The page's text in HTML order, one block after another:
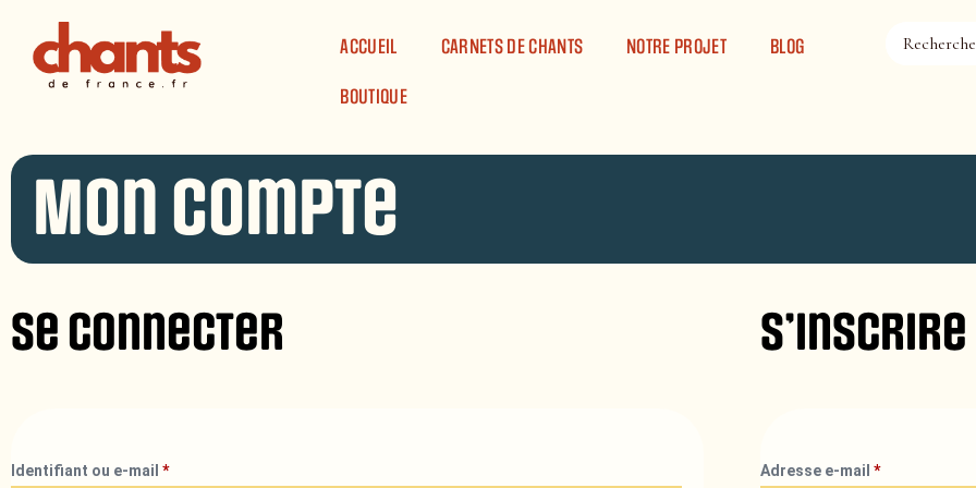
ACCUEIL
CARNETS DE CHANTS NOTRE PROJET BLOG
BOUTIQUE
Mon compte
Se connecter
Identifiant ou e-mail *
S’inscrire
Adresse e-mail*